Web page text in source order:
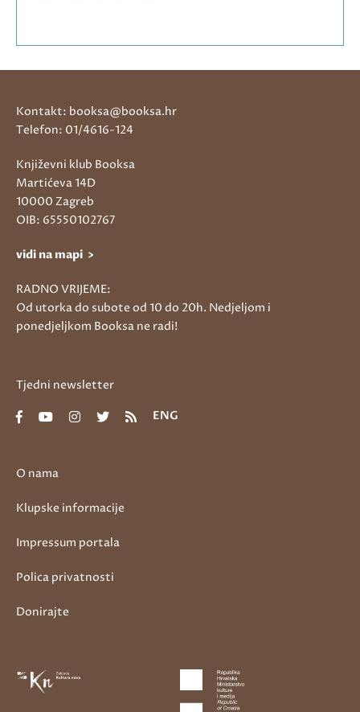
O nama
Klupske informacije
Impressum portala
Polica privatnosti
Donirajte
Kontakt: booksa@booksa.hr
Telefon: 01/4616-124
Književni klub Booksa
Martićeva 14D
10000 Zagreb
OIB: 65550102767
vidi na mapi >
RADNO VRIJEME:
Od utorka do subote od 10 do 20h. Nedjeljom i
ponedjeljkom Booksa ne radi!
Tjedni newsletter
ENG